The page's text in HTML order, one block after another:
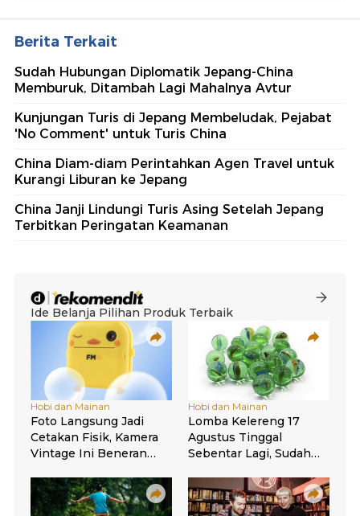
Berita Terkait
Sudah Hubungan Diplomatik Jepang-China
Memburuk, Ditambah Lagi Mahalnya Avtur
Kunjungan Turis di Jepang Membeludak, Pejabat
'No Comment' untuk Turis China
China Diam-diam Perintahkan Agen Travel untuk
Kurangi Liburan ke Jepang
China Janji Lindungi Turis Asing Setelah Jepang
Terbitkan Peringatan Keamanan